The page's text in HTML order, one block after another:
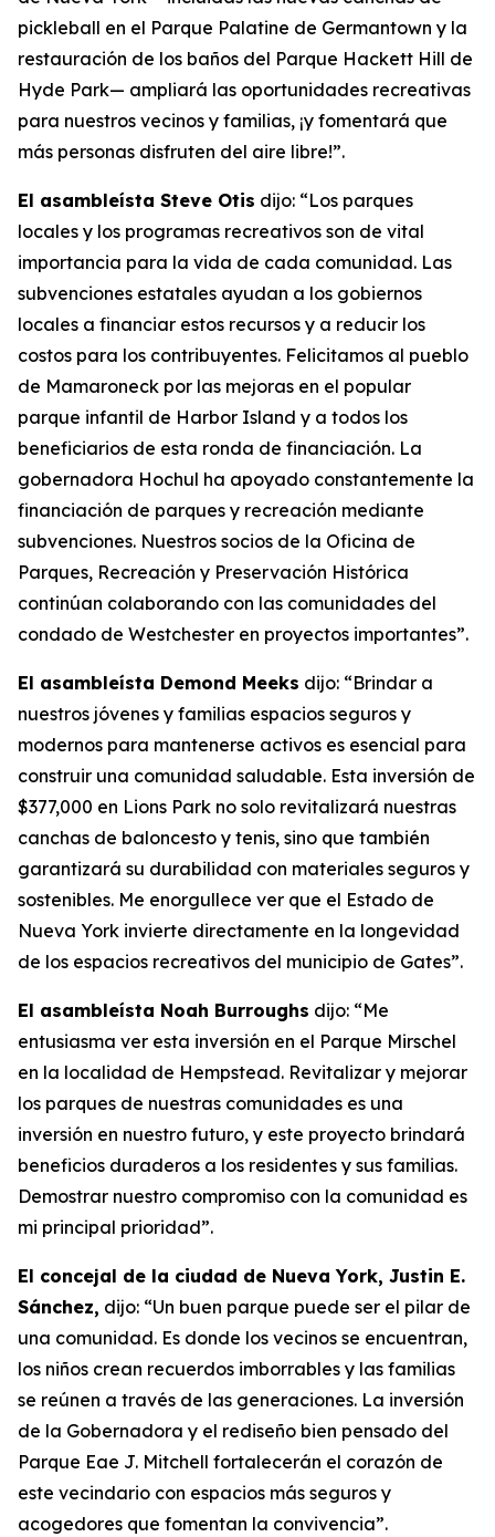
pickleball en el Parque Palatine de Germantown y la
restauración de los baños del Parque Hackett Hill de
Hyde Park— ampliará las oportunidades recreativas
para nuestros vecinos y familias, ¡y fomentará que
más personas disfruten del aire libre!”.
El asambleísta Steve Otis dijo: “Los parques
locales y los programas recreativos son de vital
importancia para la vida de cada comunidad. Las
subvenciones estatales ayudan a los gobiernos
locales a financiar estos recursos y a reducir los
costos para los contribuyentes. Felicitamos al pueblo
de Mamaroneck por las mejoras en el popular
parque infantil de Harbor Island y a todos los
beneficiarios de esta ronda de financiación. La
gobernadora Hochul ha apoyado constantemente la
financiación de parques y recreación mediante
subvenciones. Nuestros socios de la Oficina de
Parques, Recreación y Preservación Histórica
continúan colaborando con las comunidades del
condado de Westchester en proyectos importantes”.
El asambleísta Demond Meeks dijo: “Brindar a
nuestros jóvenes y familias espacios seguros y
modernos para mantenerse activos es esencial para
construir una comunidad saludable. Esta inversión de
$377,000 en Lions Park no solo revitalizará nuestras
canchas de baloncesto y tenis, sino que también
garantizará su durabilidad con materiales seguros y
sostenibles. Me enorgullece ver que el Estado de
Nueva York invierte directamente en la longevidad
de los espacios recreativos del municipio de Gates”.
El asambleísta Noah Burroughs dijo: “Me
entusiasma ver esta inversión en el Parque Mirschel
en la localidad de Hempstead. Revitalizar y mejorar
los parques de nuestras comunidades es una
inversión en nuestro futuro, y este proyecto brindará
beneficios duraderos a los residentes y sus familias.
Demostrar nuestro compromiso con la comunidad es
mi principal prioridad”.
El concejal de la ciudad de Nueva York, Justin E.
Sánchez, dijo: “Un buen parque puede ser el pilar de
una comunidad. Es donde los vecinos se encuentran,
los niños crean recuerdos imborrables y las familias
se reúnen a través de las generaciones. La inversión
de la Gobernadora y el rediseño bien pensado del
Parque Eae J. Mitchell fortalecerán el corazón de
este vecindario con espacios más seguros y
acogedores que fomentan la convivencia”.